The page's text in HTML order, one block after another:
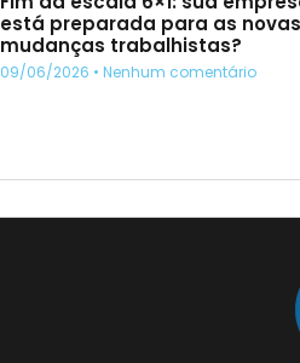
está preparada para as
mudanças trabalhistas?
09/06/2026 Nenhum comentário